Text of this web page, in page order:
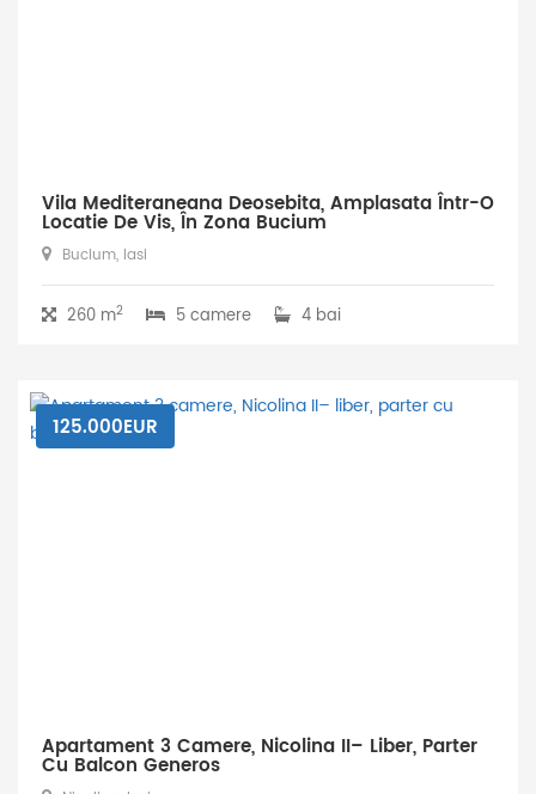
Vila Mediteraneana Deosebita, Amplasata Într-O
Locatie De Vis, În Zona Bucium
Bucium, Iasi
260 m2 5 camere 4 bai
Apartament 3 Camere, Nicolina II– Liber, Parter
Cu Balcon Generos
125.000EUR